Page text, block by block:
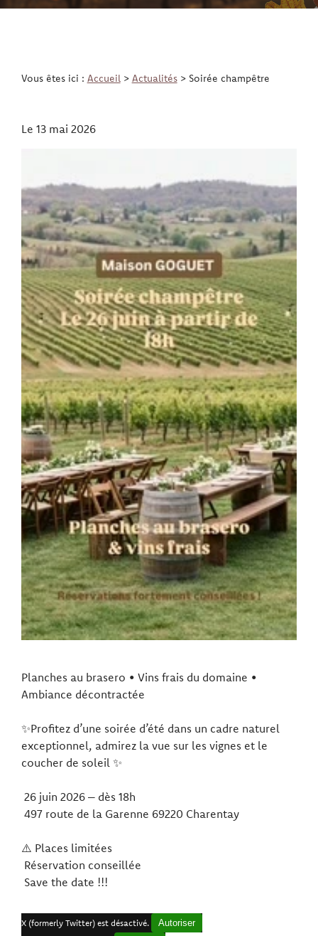
Vous êtes ici : Accueil> Actualités> Soirée champêtre
Le 13 mai 2026
Planches au brasero • Vins frais du domaine •
Ambiance décontractée
✨Profitez d’une soirée d’été dans un cadre naturel
exceptionnel, admirez la vue sur les vignes et le
coucher de soleil ✨
26 juin 2026 – dès 18h
497 route de la Garenne 69220 Charentay
⚠️ Places limitées
Réservation conseillée
Save the date !!!
X (formerly Twitter) est désactivé.
Autoriser